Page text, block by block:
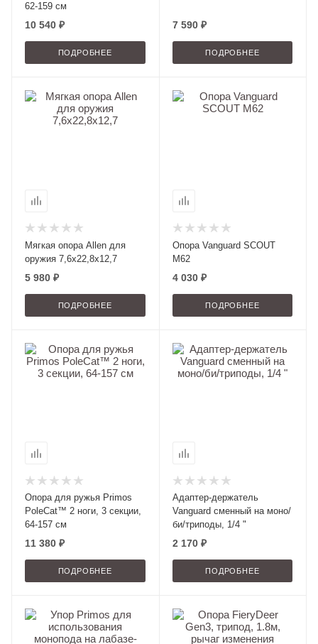
62-159 см
10 540 ₽
ПОДРОБНЕЕ
7 590 ₽
ПОДРОБНЕЕ
Мягкая опора Allen для
оружия 7,6х22,8х12,7
5 980 ₽
ПОДРОБНЕЕ
Опора Vanguard SCOUT
M62
4 030 ₽
ПОДРОБНЕЕ
Опора для ружья Primos
PoleCat™ 2 ноги, 3 секции,
64-157 см
11 380 ₽
ПОДРОБНЕЕ
Адаптер-держатель
Vanguard сменный на моно/
би/триподы, 1/4 "
2 170 ₽
ПОДРОБНЕЕ